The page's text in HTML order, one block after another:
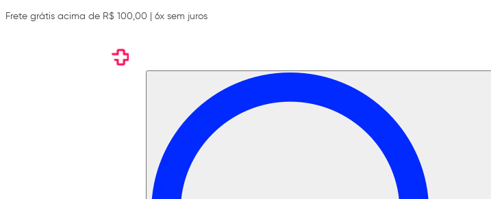
Frete grátis acima de R$ 100,00 | 6x sem juros